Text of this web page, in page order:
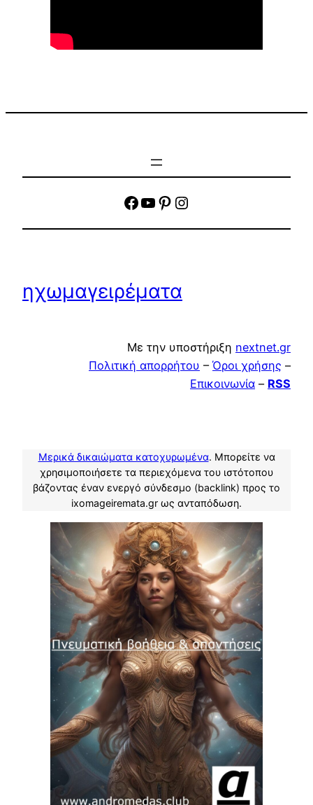
facebook
YouTube
Pinterest
Instagram
ηχωμαγειρέματα
Με την υποστήριξη nextnet.gr
Πολιτική απορρήτου – Όροι χρήσης –
Επικοινωνία – RSS
Μερικά δικαιώματα κατοχυρωμένα. Μπορείτε να
χρησιμοποιήσετε τα περιεχόμενα του ιστότοπου
βάζοντας έναν ενεργό σύνδεσμο (backlink) προς το
ixomageiremata.gr ως ανταπόδωση.